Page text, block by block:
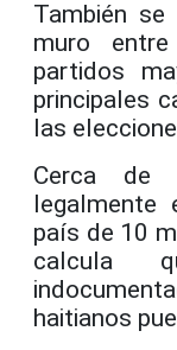
También
muro
partidos
principales
las
Cerca de
legalmente
país de 10
calcula
haitianos